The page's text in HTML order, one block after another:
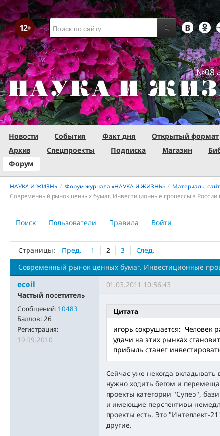
№08
Новости События Факт дня
Открытый формат
Архив
Спецпроекты Подписка Магазин
Форум
НАУКА И ЖИЗНЬ / Форум журнала «НАУКА И ЖИЗНЬ» / Материалы
Современный рынок ценных бумаг. Инвестиционные процессы в России
Поиск Пользователи Правила Войти
Страницы: Пред. 1 2 3
След.
Современный рынок ценных бумаг. Инвестиционные
ecoil
Частый посетитель
Сообщений: 10483
Баллов: 26
Регистрация:
19.09.2010
01.03.2011 10:56:43
Цитата
игорь сокрушается: Человек
удачи на этих рынках
прибыль станет
Сейчас уже некогда
нужно ходить бегом и
проекты категории "Супер",
и имеющие перспективы
проекты есть. Это "Интеллект-
другие.